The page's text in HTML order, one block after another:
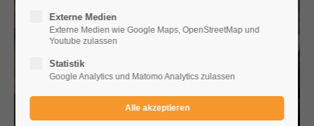
Externe Medien
Externe Medien wie Google Maps, OpenStreetMap und
Youtube zulassen
Statistik
Google Analytics und Matomo Analytics zulassen